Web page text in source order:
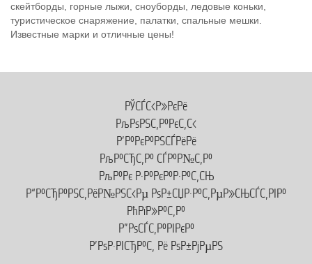
скейтборды, горные лыжи, сноуборды, ледовые коньки,
туристическое снаряжение, палатки, спальные мешки.
Известные марки и отличные цены!
РЎСЃС‹Р»РєРё
РљРѕРЅС‚Р°РєС‚С‹
Р’Р°РєР°РЅСЃРёРё
РљР°СЂС‚Р° СЃР°Р№С‚Р°
РљР°Рє Р·Р°РєР°Р·Р°С‚СЊ
Р“Р°СЂР°РЅС‚РёР№РЅС‹Рµ РѕР±СЏР·Р°С‚РµР»СЊСЃС‚РІР°
РћРїР»Р°С‚Р°
Р”РѕСЃС‚Р°РІРєР°
Р’РѕР·РІСЂР°С‚ Рё РѕР±РјРµРЅ